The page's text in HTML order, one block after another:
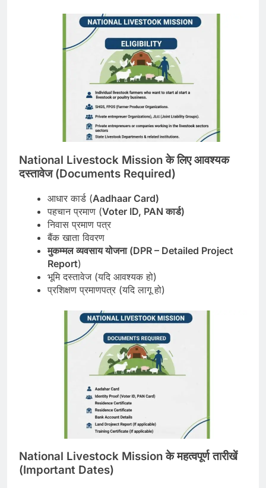
National Livestock Missionके लिए आवश्यक
दस्तावेज(Documents Required)
आधार कार्ड (Aadhaar Card)
पहचान प्रमाण (Voter ID, PANकार्ड)
निवास प्रमाण पत्र
बैंक खाता विवरण
मुकम्मल व्यवसाय योजना(DPR – Detailed Project
Report)
भूमि दस्तावेज (यदि आवश्यक हो)
प्रशिक्षण प्रमाणपत्र (यदि लागू हो)
National Livestock Missionके महत्वपूर्ण तारीखें
(Important Dates)